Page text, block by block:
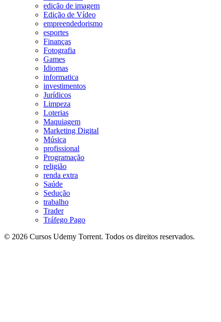
edição de imagem
Edição de Vídeo
empreendedorismo
esportes
Finanças
Fotografia
Games
Idiomas
informatica
investimentos
Jurídicos
Limpeza
Loterias
Maquiagem
Marketing Digital
Música
profissional
Programação
religião
renda extra
Saúde
Sedução
trabalho
Trader
Tráfego Pago
© 2026 Cursos Udemy Torrent. Todos os direitos reservados.